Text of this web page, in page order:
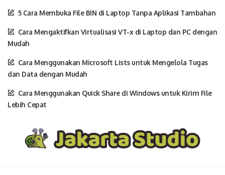
5 Cara Membuka File BIN di Laptop Tanpa Aplikasi Tambahan
Cara Mengaktifkan Virtualisasi VT-x di Laptop dan PC dengan
Mudah
Cara Menggunakan Microsoft Lists untuk Mengelola Tugas
dan Data dengan Mudah
Cara Menggunakan Quick Share di Windows untuk Kirim File
Lebih Cepat